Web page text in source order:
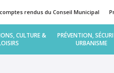
rendus du Conseil Municipal
CULTURE &
PRÉVENTION,
URBANISME
Journal municipal
Travaux et projets en
Les enquêtes
Multi-accueil « Graines
Maison Assistantes
Le restaurant scolaire
La bibliothèque
Urbanisme-Habitat